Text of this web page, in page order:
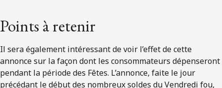
Points à retenir
Il sera également intéressant de voir l’effet de cette
annonce sur la façon dont les consommateurs dépenseront
pendant la période des Fêtes. L’annonce, faite le jour
précédant le début des nombreux soldes du Vendredi fou,